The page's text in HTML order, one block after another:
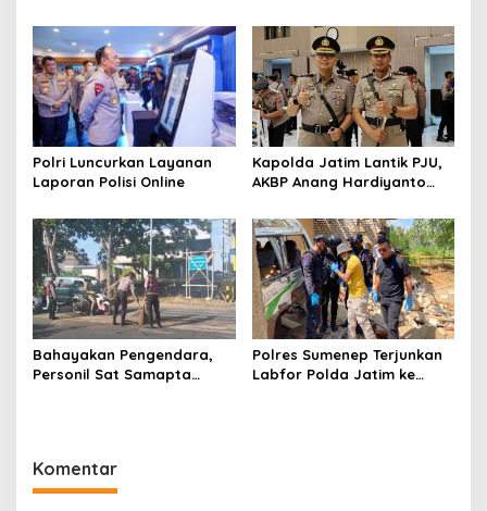
Polri Luncurkan Layanan
Laporan Polisi Online
Kapolda Jatim Lantik PJU,
AKBP Anang Hardiyanto
Bahayakan Pengendara,
Personil Sat Samapta
Polres Sumenep Terjunkan
Labfor Polda Jatim ke
Komentar